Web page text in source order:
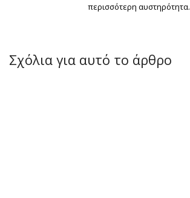
περισσότερη αυστηρότητα.
Σχόλια για αυτό το άρθρο